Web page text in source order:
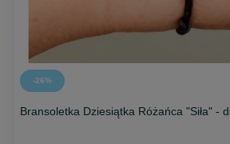
-26%
Bransoletka Dziesiątka Różańca "Siła" -